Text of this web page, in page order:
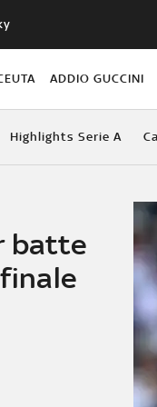
ADDIO GUCCINI
Highlights Serie A
batte